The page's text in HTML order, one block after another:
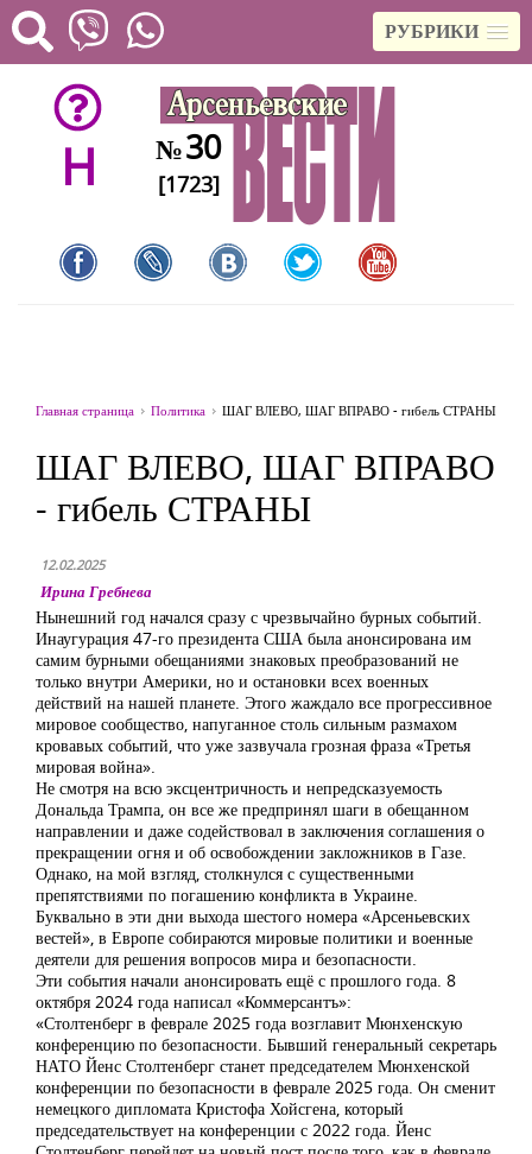
РУБРИКИ
H №30
[1723]
Главная страница Политика ШАГ ВЛЕВО, ШАГ ВПРАВО - гибель СТРАНЫ
ШАГ ВЛЕВО, ШАГ ВПРАВО
- гибель СТРАНЫ
12.02.2025
Ирина Гребнева
Нынешний год начался сразу с чрезвычайно бурных событий.
Инаугурация 47-го президента США была анонсирована им
самим бурными обещаниями знаковых преобразований не
только внутри Америки, но и остановки всех военных
действий на нашей планете. Этого жаждало все прогрессивное
мировое сообщество, напуганное столь сильным размахом
кровавых событий, что уже зазвучала грозная фраза «Третья
мировая война».
Не смотря на всю эксцентричность и непредсказуемость
Дональда Трампа, он все же предпринял шаги в обещанном
направлении и даже содействовал в заключения соглашения о
прекращении огня и об освобождении закложников в Газе.
Однако, на мой взгляд, столкнулся с существенными
препятствиями по погашению конфликта в Украине.
Буквально в эти дни выхода шестого номера «Арсеньевских
вестей», в Европе собираются мировые политики и военные
деятели для решения вопросов мира и безопасности.
Эти события начали анонсировать ещё с прошлого года. 8
октября 2024 года написал «Коммерсантъ»:
«Столтенберг в феврале 2025 года возглавит Мюнхенскую
конференцию по безопасности. Бывший генеральный секретарь
НАТО Йенс Столтенберг станет председателем Мюнхенской
конференции по безопасности в феврале 2025 года. Он сменит
немецкого дипломата Кристофа Хойсгена, который
председательствует на конференции с 2022 года. Йенс